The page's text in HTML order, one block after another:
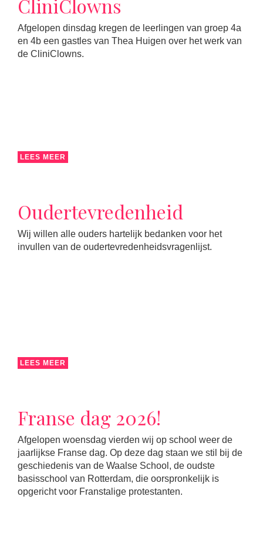
CliniClowns
Afgelopen dinsdag kregen de leerlingen van groep 4a
en 4b een gastles van Thea Huigen over het werk van
de CliniClowns.
LEES MEER
Oudertevredenheid
Wij willen alle ouders hartelijk bedanken voor het
invullen van de oudertevredenheidsvragenlijst.
LEES MEER
Franse dag 2026!
Afgelopen woensdag vierden wij op school weer de
jaarlijkse Franse dag. Op deze dag staan we stil bij de
geschiedenis van de Waalse School, de oudste
basisschool van Rotterdam, die oorspronkelijk is
opgericht voor Franstalige protestanten.